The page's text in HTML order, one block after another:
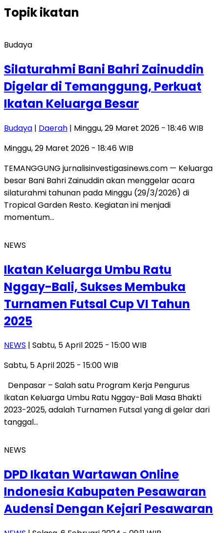
Topikikatan
Budaya
Silaturahmi Bani Bahri Zainuddin
Digelar di Temanggung, Perkuat
Ikatan Keluarga Besar
Budaya | Daerah | Minggu, 29 Maret 2026 - 18:46 WIB
Minggu, 29 Maret 2026 - 18:46 WIB
TEMANGGUNG jurnalisinvestigasinews.com — Keluarga
besar Bani Bahri Zainuddin akan menggelar acara
silaturahmi tahunan pada Minggu (29/3/2026) di
Tropical Garden Resto. Kegiatan ini menjadi
momentum…
NEWS
Ikatan Keluarga Umbu Ratu
Nggay-Bali, Sukses Membuka
Turnamen Futsal Cup VI Tahun
2025
NEWS | Sabtu, 5 April 2025 - 15:00 WIB
Sabtu, 5 April 2025 - 15:00 WIB
Denpasar – Salah satu Program Kerja Pengurus
Ikatan Keluarga Umbu Ratu Nggay-Bali Masa Bhakti
2023-2025, adalah Turnamen Futsal yang di gelar dari
tanggal…
NEWS
DPD Ikatan Wartawan Online
Indonesia Kabupaten Pesawaran
Audensi Dengan Kejari Pesawaran